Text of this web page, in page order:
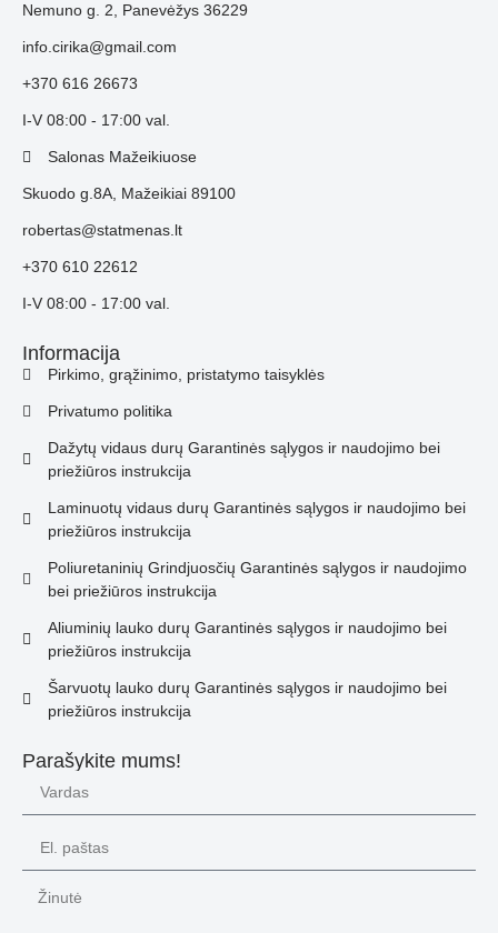
Nemuno g. 2, Panevėžys 36229
info.cirika@gmail.com
+370 616 26673
I-V 08:00 - 17:00 val.
Salonas Mažeikiuose
Skuodo g.8A, Mažeikiai 89100
robertas@statmenas.lt
+370 610 22612
I-V 08:00 - 17:00 val.
Informacija
Pirkimo, grąžinimo, pristatymo taisyklės
Privatumo politika
Dažytų vidaus durų Garantinės sąlygos ir naudojimo bei
priežiūros instrukcija
Laminuotų vidaus durų Garantinės sąlygos ir naudojimo bei
priežiūros instrukcija
Poliuretaninių Grindjuosčių Garantinės sąlygos ir naudojimo
bei priežiūros instrukcija
Aliuminių lauko durų Garantinės sąlygos ir naudojimo bei
priežiūros instrukcija
Šarvuotų lauko durų Garantinės sąlygos ir naudojimo bei
priežiūros instrukcija
Parašykite mums!